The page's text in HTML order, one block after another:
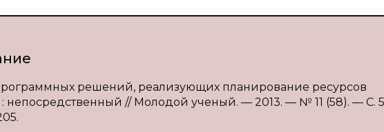
решений, реализующих планирование ресурсов
непосредственный // Молодой ученый. — 2013. — № 11 (58). — С.